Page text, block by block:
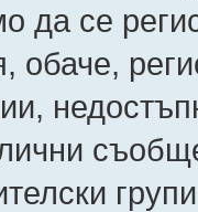
да се
обаче,